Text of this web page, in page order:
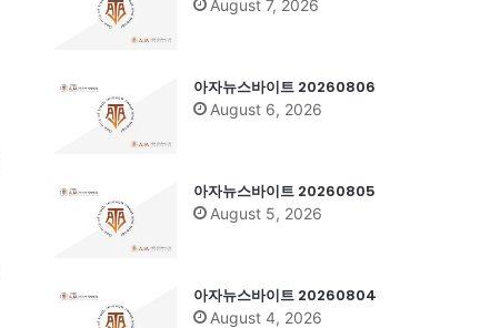
August 7, 2026
아자뉴스바이트 20260806
August 6, 2026
아자뉴스바이트 20260805
August 5, 2026
아자뉴스바이트 20260804
August 4, 2026